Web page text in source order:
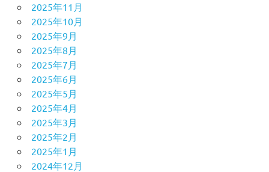
2025年11月
2025年10月
2025年9月
2025年8月
2025年7月
2025年6月
2025年5月
2025年4月
2025年3月
2025年2月
2025年1月
2024年12月